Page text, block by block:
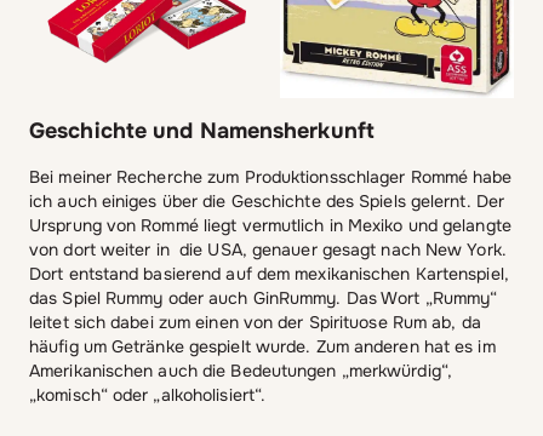
Geschichte und Namensherkunft
Bei meiner Recherche zum Produktionsschlager Rommé habe
ich auch einiges über die Geschichte des Spiels gelernt. Der
Ursprung von Rommé liegt vermutlich in Mexiko und gelangte
von dort weiter in die USA, genauer gesagt nach New York.
Dort entstand basierend auf dem mexikanischen Kartenspiel,
das Spiel Rummy oder auch GinRummy. Das Wort „Rummy“
leitet sich dabei zum einen von der Spirituose Rum ab, da
häufig um Getränke gespielt wurde. Zum anderen hat es im
Amerikanischen auch die Bedeutungen „merkwürdig“,
„komisch“ oder „alkoholisiert“.